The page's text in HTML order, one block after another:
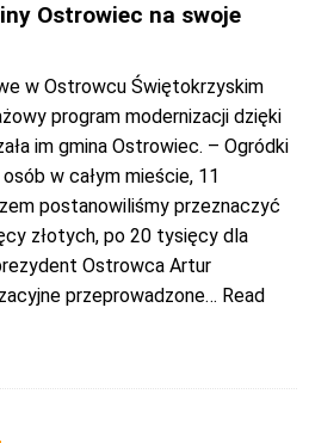
Ostrowiec na swoje
w Ostrowcu Świętokrzyskim
program modernizacji dzięki
im gmina Ostrowiec. – Ogródki
w całym mieście, 11
postanowiliśmy przeznaczyć
złotych, po 20 tysięcy dla
Ostrowca Artur
przeprowadzone… Read